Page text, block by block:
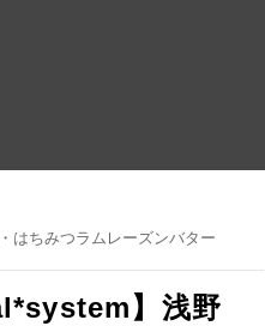
はちみつラムレーズンバター
】浅野